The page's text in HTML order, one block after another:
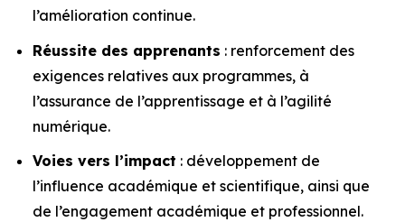
l’amélioration continue.
Réussite des apprenants : renforcement des
exigences relatives aux programmes, à
l’assurance de l’apprentissage et à l’agilité
numérique.
Voies vers l’impact : développement de
l’influence académique et scientifique, ainsi que
de l’engagement académique et professionnel.